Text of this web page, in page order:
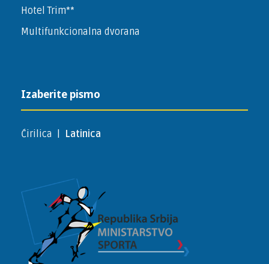
Hotel Trim**
Multifunkcionalna dvorana
Izaberite pismo
Ćirilica Latinica